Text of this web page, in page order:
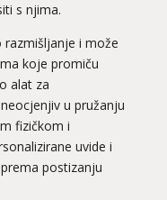
s njima.
razmišljanje i može
koje promiču
alat za
u pružanju
fizičkom i
uvide i
postizanju